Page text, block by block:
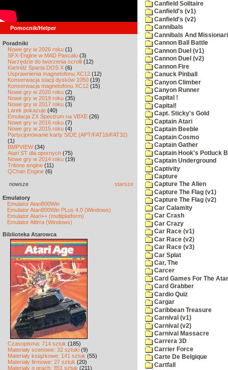
Pomocnik/Helper
Poradniki
Nowe gry w 2026 roku (1)
SFX-Engine w MAD Pascalu (3)
Narzędzie do tworzenia scrolli (12)
Kartridż Sparta DOS X (6)
Usprawnienia magnetofonu XC12 (12)
Konserwacja stacji dysków 1050 (19)
Konserwacja magnetofonu XC12 (15)
Nowe gry w 2020 roku (2)
Nowe gry w 2019 roku (35)
Nowe gry w 2017 roku (3)
Larek pokazuje (40)
Emulacja ZX Spectrum na VBXE (26)
Nowe gry w 2016 roku (7)
Nowe gry w 2015 roku (4)
Partycjonowanie karty SIDE (APT/FAT16/FAT32)
(1)
BMPVIEW(34)
Atari ST dla opornych (75)
Nowe gry w 2014 roku (19)
Tritone engine (11)
QChan Engine (6)
nowsze starsze
Emulatory
Emulator Atari800Win
Emulator Atari800Win PLus 4.0 (Windows)
Emulator Atari++ (multiplatform)
Emulator Altirra (Windows)
Biblioteka Atarowca
Czasopisma: 714 sztuk (185)
Materiały scenowe: 32 sztuki (9)
Materiały książkowe: 141 sztuk (55)
Materiały firmowe: 27 sztuk (20)
Materiały o grach: 351 sztuk (211)
Canfield Solitaire
Canfield's (v1)
Canfield's (v2)
Cannibals
Cannibals And
Cannon Ball Battle
Cannon Duel (v1)
Cannon Duel (v2)
Cannon Fire
Canuck Pinball
Canyon Climber
Canyon Runner
Capital !
Capital!
Capt. Sticky's Gold
Captain Atari
Captain Beeble
Captain Cosmo
Captain Gather
Captain Hook's Potluck
Captain Underground
Captivity
Capture
Capture The Alien
Capture The Flag (v1)
Capture The Flag (v2)
Car Calamity
Car Crash
Car Crazy
Car Race (v1)
Car Race (v2)
Car Race (v3)
Car Splat
Car, The
Carcer
Card Games For The
Card Grabber
Cardio Quiz
Cargar
Caribbean Treasure
Carnival (v1)
Carnival (v2)
Carnival Massacre
Carrera 3D
Carrier Force
Carte De Belgique
Cartfall